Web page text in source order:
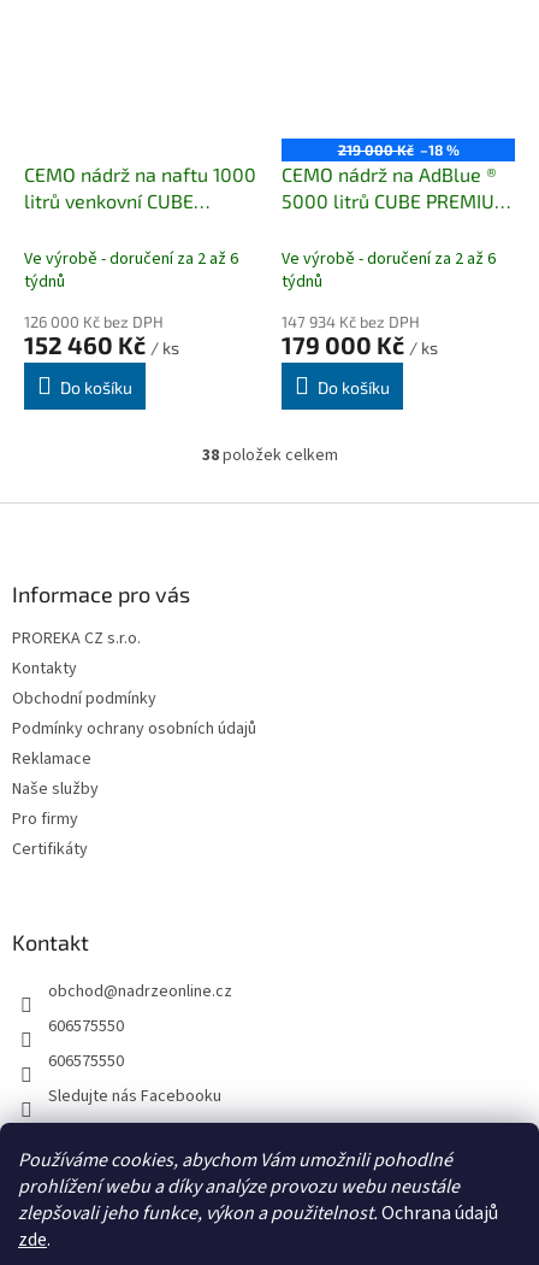
Používáme cookies, abychom Vám umožnili pohodlné
prohlížení webu a díky analýze provozu webu neustále
zlepšovali jeho funkce, výkon a použitelnost.Ochrana údajů
zde.
CEMO nádrž na naftu 1000
litrů venkovní CUBE
s CMO 1O evidencí
Ve výrobě - doručení za 2 až 6
týdnů
126 000 Kč bez DPH
152 460 Kč / ks
Do košíku
219 000 Kč –18 %
CEMO nádrž na AdBlue ®️
5000 litrů CUBE PREMIUM
Ve výrobě - doručení za 2 až 6
týdnů
147 934 Kč bez DPH
179 000 Kč / ks
Do košíku
O
l
38položek celkem
Informace pro vás
PROREKA CZ s.r.o.
Kontakty
Obchodní podmínky
Podmínky ochrany osobních údajů
Reklamace
Naše služby
Pro firmy
Certifikáty
Kontakt
obchod@nadrzeonline.cz
606575550
606575550
Sledujte nás Facebooku